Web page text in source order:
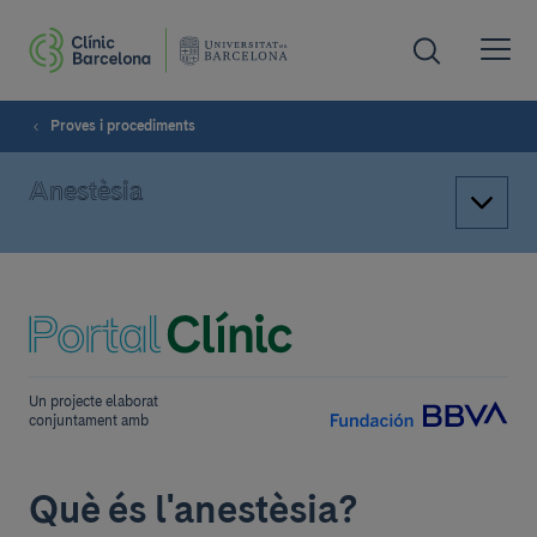
Proves i procediments
Anestèsia
Un projecte elaborat
conjuntament amb
Què és l'anestèsia?